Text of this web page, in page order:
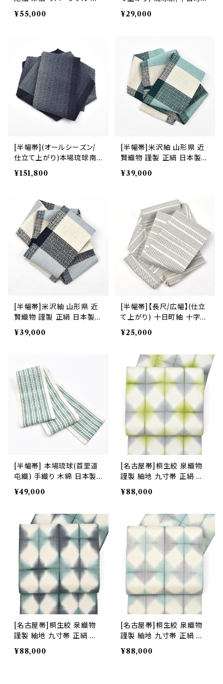
面柄 正絹 日本製(商品番
号:22190)
¥55,000
切りばめ 正絹 日本製(商品
番号:22444)
¥29,000
[半幅帯](オールシーズン/
仕立て上がり)本場琉球南
風原 ロートン織 名門 丸正
織物 謹製『marumasa.fa
番号:22361)
¥151,800
[半幅帯]米沢紬 山形県 近
賢織物 謹製 正絹 日本製
(商品番号:22198)
¥39,000
[半幅帯]米沢紬 山形県 近
賢織物 謹製 正絹 日本製
(商品番号:22197)
¥39,000
[半幅帯]【長尺/広幅】(仕立
て上がり) 十日町紬 十字絣
文様 正絹 日本製(商品番
号:22037)
¥25,000
[半幅帯] 本場琉球(首里道
屯織) 手織り 木綿 日本製
(商品番号:21651)
¥49,000
[名古屋帯]桐生絞 泉織物
謹製 紬地 九寸帯 正絹 日
本製(商品番号:22462)
¥88,000
[名古屋帯]桐生絞 泉織物
謹製 紬地 九寸帯 正絹 日
本製(商品番号:22465)
¥88,000
[名古屋帯]桐生絞 泉織物
謹製 紬地 九寸帯 正絹 日
本製(商品番号:22463)
¥88,000